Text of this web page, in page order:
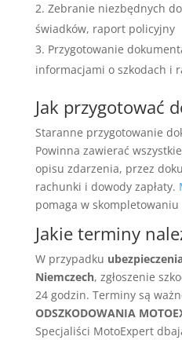
Zebranie niezbędnych
świadków, raport policyjny
Przygotowanie
informacjami o szkodach i
Jak przygotować
Staranne przygotowanie
Powinna zawierać
opisu zdarzenia, przez
rachunki i dowody zapłaty.
pomaga w
Jakie terminy
W przypadku
Niemczech, zgłoszenie
24 godzin. Terminy są
ODSZKODOWANIA
Specjaliści MotoExpert